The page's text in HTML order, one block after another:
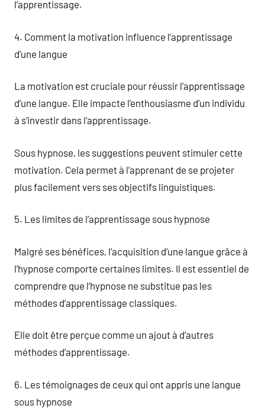
l’apprentissage.
4. Comment la motivation influence l’apprentissage
d’une langue
La motivation est cruciale pour réussir l’apprentissage
d’une langue. Elle impacte l’enthousiasme d’un individu
à s’investir dans l’apprentissage.
Sous hypnose, les suggestions peuvent stimuler cette
motivation. Cela permet à l’apprenant de se projeter
plus facilement vers ses objectifs linguistiques.
5. Les limites de l’apprentissage sous hypnose
Malgré ses bénéfices, l’acquisition d’une langue grâce à
l’hypnose comporte certaines limites. Il est essentiel de
comprendre que l’hypnose ne substitue pas les
méthodes d’apprentissage classiques.
Elle doit être perçue comme un ajout à d’autres
méthodes d’apprentissage.
6. Les témoignages de ceux qui ont appris une langue
sous hypnose